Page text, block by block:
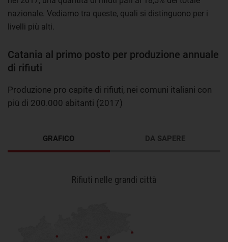
nazionale. Vediamo tra queste, quali si distinguono per i
livelli più alti.
Catania al primo posto per produzione annuale
di rifiuti
Produzione pro capite di rifiuti, nei comuni italiani con
più di 200.000 abitanti (2017)
GRAFICO DA SAPERE